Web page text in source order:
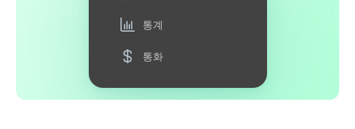
통계
통화